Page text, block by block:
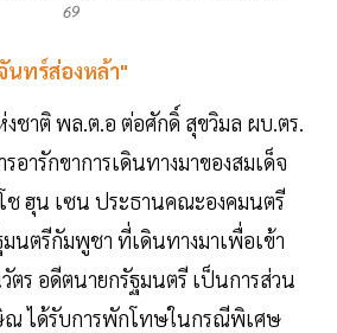
69
นทร์ส่องหล้า"
ชาติ พล.ต.อ ต่อศักดิ์ สุขวิมล ผบ.ตร.
อารักขาการเดินทางมาของสมเด็จ
ช ฮุน เซน ประธานคณะองคมนตรี
นตรีกัมพูชา ที่เดินทางมาเพื่อเข้า
ร อดีตนายกรัฐมนตรี เป็นการส่วน
ณ ได้รับการพักโทษในกรณีพิเศษ